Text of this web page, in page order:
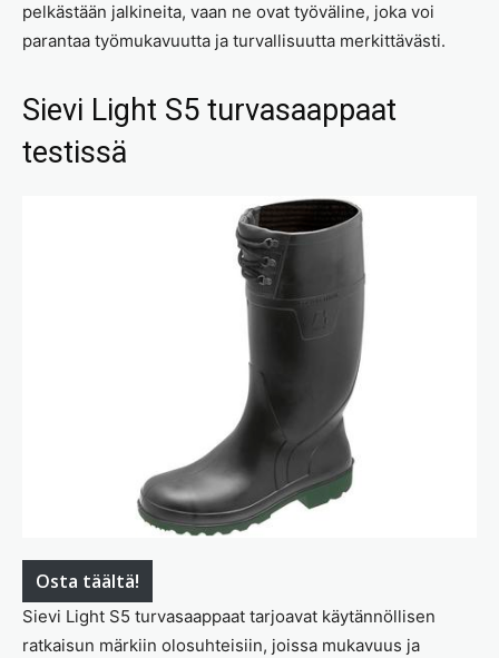
pelkästään jalkineita, vaan ne ovat työväline, joka voi
parantaa työmukavuutta ja turvallisuutta merkittävästi.
Sievi Light S5 turvasaappaat
testissä
Osta täältä!
Sievi Light S5 turvasaappaat tarjoavat käytännöllisen
ratkaisun märkiin olosuhteisiin, joissa mukavuus ja